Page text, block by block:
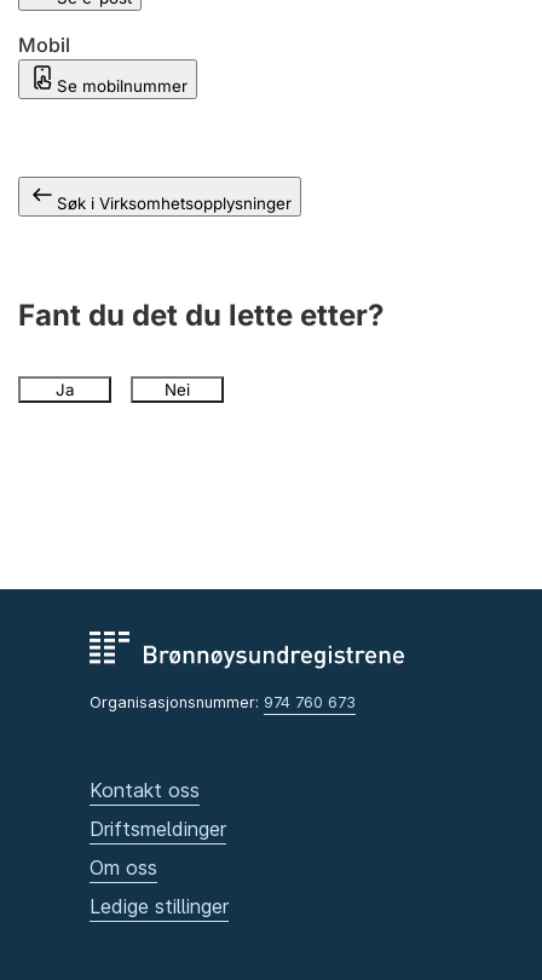
Mobil
Se mobilnummer
Søk i Virksomhetsopplysninger
Fant du det du lette etter?
Ja Nei
Organisasjonsnummer: 974 760 673
Kontakt oss
Driftsmeldinger
Om oss
Ledige stillinger